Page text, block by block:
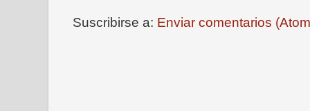
Suscribirse a: Enviar comentarios